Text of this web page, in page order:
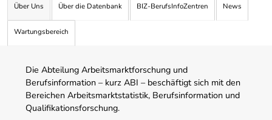
Über Uns Über die Datenbank BIZ-BerufsInfoZentren News
Wartungsbereich
Die Abteilung Arbeitsmarktforschung und
Berufsinformation – kurz ABI – beschäftigt sich mit den
Bereichen Arbeitsmarktstatistik, Berufsinformation und
Qualifikationsforschung.